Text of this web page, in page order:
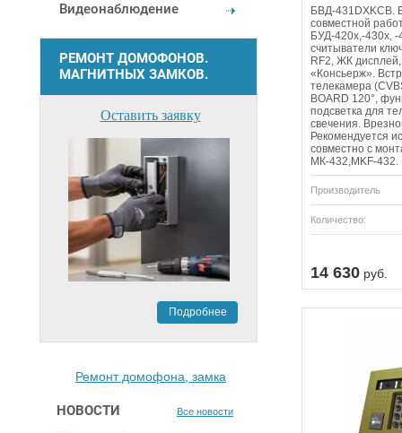
Видеонаблюдение
РЕМОНТ ДОМОФОНОВ.
МАГНИТНЫХ ЗАМКОВ.
Оставить заявку
Подробнее
Ремонт домофона, замка
НОВОСТИ Все новости
БВД-431DXKCB.
совместной
БУД-420х,-430х,
считыватели
RF2, ЖК дисплей,
«Консьерж».
телекамера
BOARD 120°,
подсветка для
свечения.
Рекомендуется
совместно с
МК-432,MKF-432.
Производитель
Количество:
14 630 руб.